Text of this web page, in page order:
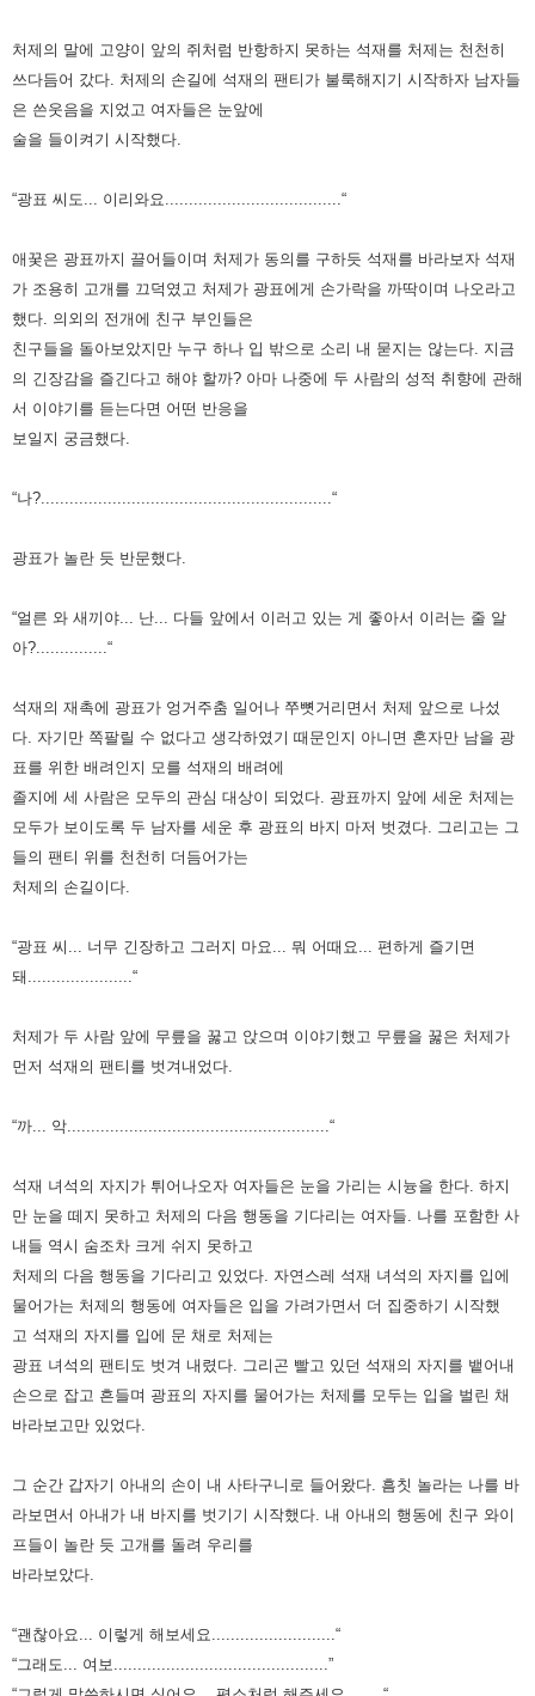
처제의 말에 고양이 앞의 쥐처럼 반항하지 못하는 석재를 처제는 천천히
쓰다듬어 갔다. 처제의 손길에 석재의 팬티가 불룩해지기 시작하자 남자들
은 쓴웃음을 지었고 여자들은 눈앞에
술을 들이켜기 시작했다.
“광표 씨도... 이리와요.....................................“
애꿎은 광표까지 끌어들이며 처제가 동의를 구하듯 석재를 바라보자 석재
가 조용히 고개를 끄덕였고 처제가 광표에게 손가락을 까딱이며 나오라고
했다. 의외의 전개에 친구 부인들은
친구들을 돌아보았지만 누구 하나 입 밖으로 소리 내 묻지는 않는다. 지금
의 긴장감을 즐긴다고 해야 할까? 아마 나중에 두 사람의 성적 취향에 관해
서 이야기를 듣는다면 어떤 반응을
보일지 궁금했다.
“나?.............................................................“
광표가 놀란 듯 반문했다.
“얼른 와 새끼야... 난... 다들 앞에서 이러고 있는 게 좋아서 이러는 줄 알
아?...............“
석재의 재촉에 광표가 엉거주춤 일어나 쭈뼛거리면서 처제 앞으로 나섰
다. 자기만 쪽팔릴 수 없다고 생각하였기 때문인지 아니면 혼자만 남을 광
표를 위한 배려인지 모를 석재의 배려에
졸지에 세 사람은 모두의 관심 대상이 되었다. 광표까지 앞에 세운 처제는
모두가 보이도록 두 남자를 세운 후 광표의 바지 마저 벗겼다. 그리고는 그
들의 팬티 위를 천천히 더듬어가는
처제의 손길이다.
“광표 씨... 너무 긴장하고 그러지 마요... 뭐 어때요... 편하게 즐기면
돼......................“
처제가 두 사람 앞에 무릎을 꿇고 앉으며 이야기했고 무릎을 꿇은 처제가
먼저 석재의 팬티를 벗겨내었다.
“까... 악.......................................................“
석재 녀석의 자지가 튀어나오자 여자들은 눈을 가리는 시늉을 한다. 하지
만 눈을 떼지 못하고 처제의 다음 행동을 기다리는 여자들. 나를 포함한 사
내들 역시 숨조차 크게 쉬지 못하고
처제의 다음 행동을 기다리고 있었다. 자연스레 석재 녀석의 자지를 입에
물어가는 처제의 행동에 여자들은 입을 가려가면서 더 집중하기 시작했
고 석재의 자지를 입에 문 채로 처제는
광표 녀석의 팬티도 벗겨 내렸다.
그리곤 빨고 있던 석재의 자지를 뱉어내
손으로 잡고 흔들며 광표의 자지를 물어가는 처제를 모두는 입을 벌린 채
바라보고만 있었다.
그 순간 갑자기 아내의 손이 내 사타구니로 들어왔다. 흠칫 놀라는 나를 바
라보면서 아내가 내 바지를 벗기기 시작했다. 내 아내의 행동에 친구 와이
프들이 놀란 듯 고개를 돌려 우리를
바라보았다.
“괜찮아요... 이렇게 해보세요..........................“
“그래도... 여보.............................................”